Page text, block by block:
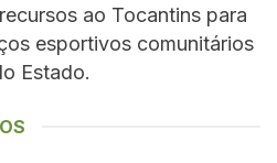
ao Tocantins para
esportivos comunitários
Estado.